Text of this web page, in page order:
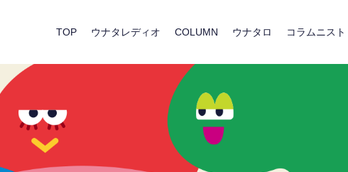
TOP ウナタレディオ COLUMN ウナタロ コラムニスト